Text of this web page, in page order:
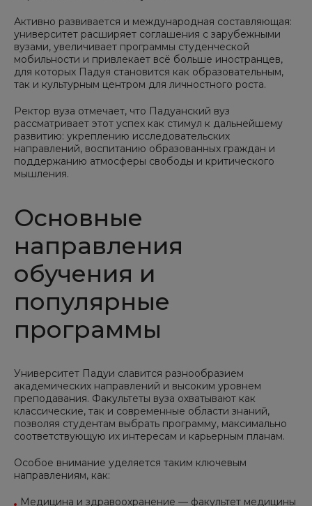
Активно развивается и международная составляющая:
университет расширяет соглашения с зарубежными
вузами, увеличивает программы студенческой
мобильности и привлекает всё больше иностранцев,
для которых Падуя становится как образовательным,
так и культурным центром для личностного роста.
Ректор вуза отмечает, что Падуанский вуз
рассматривает этот успех как стимул к дальнейшему
развитию: укреплению исследовательских
направлений, воспитанию образованных граждан и
поддержанию атмосферы свободы и критического
мышления.
Основные
направления
обучения и
популярные
программы
Университет Падуи славится разнообразием
академических направлений и высоким уровнем
преподавания. Факультеты вуза охватывают как
классические, так и современные области знаний,
позволяя студентам выбрать программу, максимально
соответствующую их интересам и карьерным планам.
Особое внимание уделяется таким ключевым
направлениям, как:
Медицина и здравоохранение — факультет медицины